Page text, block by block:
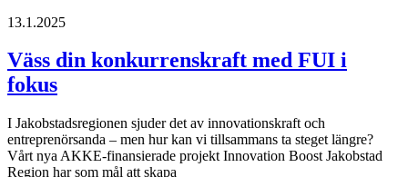
innovation
livsmedelssektorn
–
och
FUI-
forumet
inleder
13.1.2025
Väss din konkurrenskraft med FUI i
fokus
I Jakobstadsregionen sjuder det av innovationskraft och
entreprenörsanda – men hur kan vi tillsammans ta steget längre?
Vårt nya AKKE-finansierade projekt Innovation Boost Jakobstad
Region har som mål att skapa